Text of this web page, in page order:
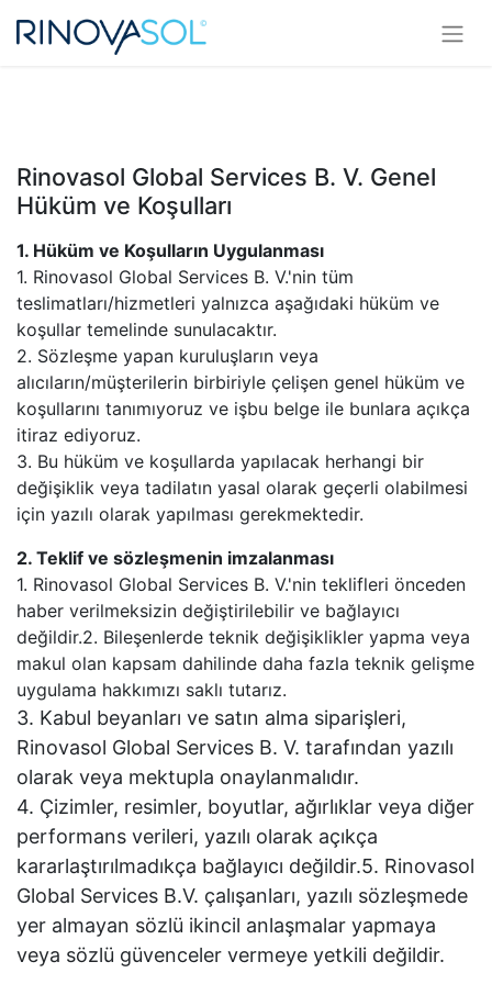
Rinovasol Global Services B. V. Genel
Hüküm ve Koşulları ​
1. Hüküm ve Koşulların Uygulanması
1. Rinovasol Global Services B. V.'nin tüm
teslimatları/hizmetleri yalnızca aşağıdaki hüküm ve
koşullar temelinde sunulacaktır.
2. Sözleşme yapan kuruluşların veya
alıcıların/müşterilerin birbiriyle çelişen genel hüküm ve
koşullarını tanımıyoruz ve işbu belge ile bunlara açıkça
itiraz ediyoruz.
3. Bu hüküm ve koşullarda yapılacak herhangi bir
değişiklik veya tadilatın yasal olarak geçerli olabilmesi
için yazılı olarak yapılması gerekmektedir.
2. Teklif ve sözleşmenin imzalanması
1. Rinovasol Global Services B. V.'nin teklifleri önceden
haber verilmeksizin değiştirilebilir ve bağlayıcı
değildir.2. Bileşenlerde teknik değişiklikler yapma veya
makul olan kapsam dahilinde daha fazla teknik gelişme
uygulama hakkımızı saklı tutarız.
3. Kabul beyanları ve satın alma siparişleri,
Rinovasol Global Services B. V. tarafından yazılı
olarak veya mektupla onaylanmalıdır.
4. Çizimler, resimler, boyutlar, ağırlıklar veya diğer
performans verileri, yazılı olarak açıkça
kararlaştırılmadıkça bağlayıcı değildir.5. Rinovasol
Global Services B.V. çalışanları, yazılı sözleşmede
yer almayan sözlü ikincil anlaşmalar yapmaya
veya sözlü güvenceler vermeye yetkili değildir.